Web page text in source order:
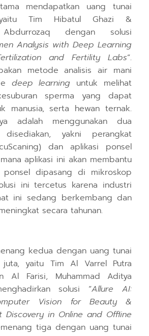
mendapatkan uang tunai
Tim Hibatul Ghazi &
dengan solusi
Analysis with Deep Learning
and Fertility Labs”.
metode analisis air mani
deep learning untuk melihat
sperma yang dapat
manusia, serta hewan ternak.
adalah menggunakan dua
yakni perangkat
dan aplikasi ponsel
aplikasi ini akan membantu
ponsel dipasang di mikroskop
ini tercetus karena industri
ini sedang berkembang dan
secara tahunan.
kedua dengan uang tunai
juta, yaitu Tim Al Varrel Putra
Al Farisi, Muhammad Aditya
solusi “Allure AI:
Vision for Beauty &
Discovery in Online and Offline
tiga dengan uang tunai